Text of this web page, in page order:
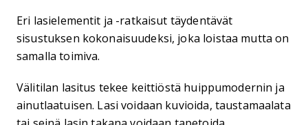
Eri lasielementit ja -ratkaisut täydentävät
sisustuksen kokonaisuudeksi, joka loistaa mutta on
samalla toimiva.
Välitilan lasitus tekee keittiöstä huippumodernin ja
ainutlaatuisen. Lasi voidaan kuvioida, taustamaalata